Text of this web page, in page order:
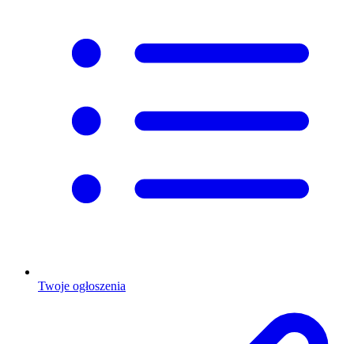
Twoje ogłoszenia